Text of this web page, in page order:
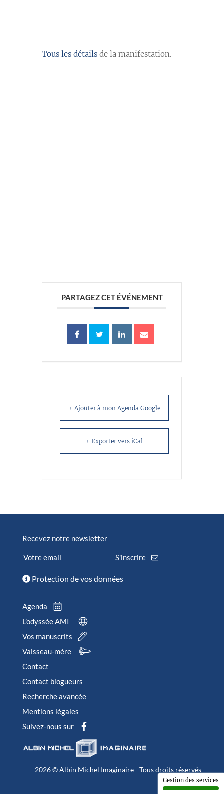
Tous les détails de la manifestation.
PARTAGEZ CET ÉVÉNEMENT
+ Ajouter à mon Agenda Google
+ Exporter vers iCal
Recevez notre newsletter
Protection de vos données
Agenda
L’odyssée AMI
Vos manuscrits
Vaisseau-mère
Contact
Contact blogueurs
Recherche avancée
Mentions légales
Suivez-nous sur
2026 © Albin Michel Imaginaire - Tous droits réservés
Gestion des services